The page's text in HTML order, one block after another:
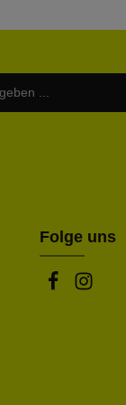
Folge uns